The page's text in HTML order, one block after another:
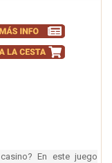
En este juego